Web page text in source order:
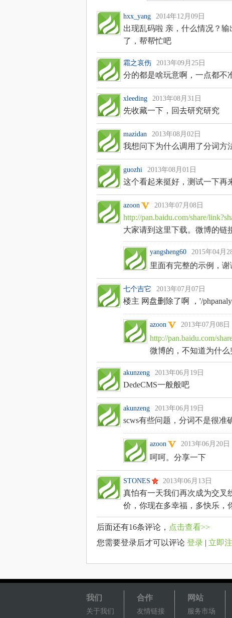
hxx_yang 2014年12月09日
出现乱码啦 亲，什么情况？
了，帮帮忙吧
霜之哀伤 2013年09月25日
分的都是啥玩意啊，一点都不
xleeding 2013年08月31日
先收藏一下，回去研究研究
mazidan 2013年08月02日
我想问下为什么调用了分词方
guozhi 2013年08月01日
这个看起来挺好，测试一下再
azoon 2013年07月08日
http://pan.baidu.com/share/
大家请到这里下载。微博的链
yangsheng60 2015年04月
里面有完整的示例，
七个吉它 2013年07月07日
楼主 网盘删除了啊 ，'/
azoon 2013年07月08日
http://pan.baidu.com/
微博的，不知道为什么
akunzeng 2013年06月19日
DedeCMS一般般吧
akunzeng 2013年06月19日
scws有些问题，分词不是很准
azoon 2013年06月20日
呵呵。分享一下
STONES 2013年06月13日
真怕有一天我们再次成为交叉
价，你现在多幸福，多快乐，
后面还有16条评论， 点击查看>>
您需要登录后才可以评论 登录 | 立即
我们
关于我们
合作
友情链接
网站
服务市场